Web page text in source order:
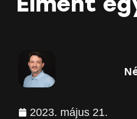
2023. május 21.